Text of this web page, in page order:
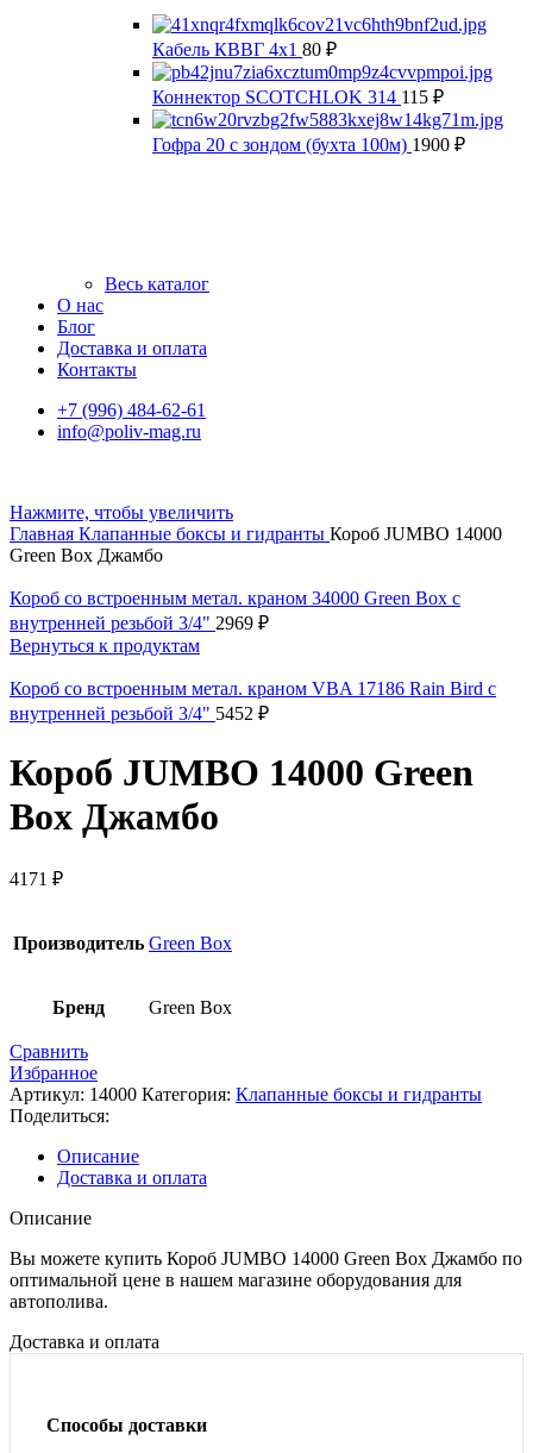
Кабель КВВГ 4х1 80 ₽
Коннектор SCOTCHLOK 314 115 ₽
Гофра 20 с зондом (бухта 100м) 1900 ₽
Весь каталог
О нас
Блог
Доставка и оплата
Контакты
+7 (996) 484-62-61
info@poliv-mag.ru
Нажмите, чтобы увеличить
Главная Клапанные боксы и гидранты Короб JUMBO 14000
Green Box Джамбо
Короб со встроенным метал. краном 34000 Green Box с
внутренней резьбой 3/4" 2969 ₽
Вернуться к продуктам
Короб со встроенным метал. краном VBA 17186 Rain Bird с
внутренней резьбой 3/4" 5452 ₽
Короб JUMBO 14000 Green
Box Джамбо
4171 ₽
Производитель Green Box
Бренд Green Box
Сравнить
Избранное
Артикул: 14000 Категория: Клапанные боксы и гидранты
Поделиться:
Описание
Доставка и оплата
Описание
Вы можете купить Короб JUMBO 14000 Green Box Джамбо по
оптимальной цене в нашем магазине оборудования для
автополива.
Доставка и оплата
Способы доставки